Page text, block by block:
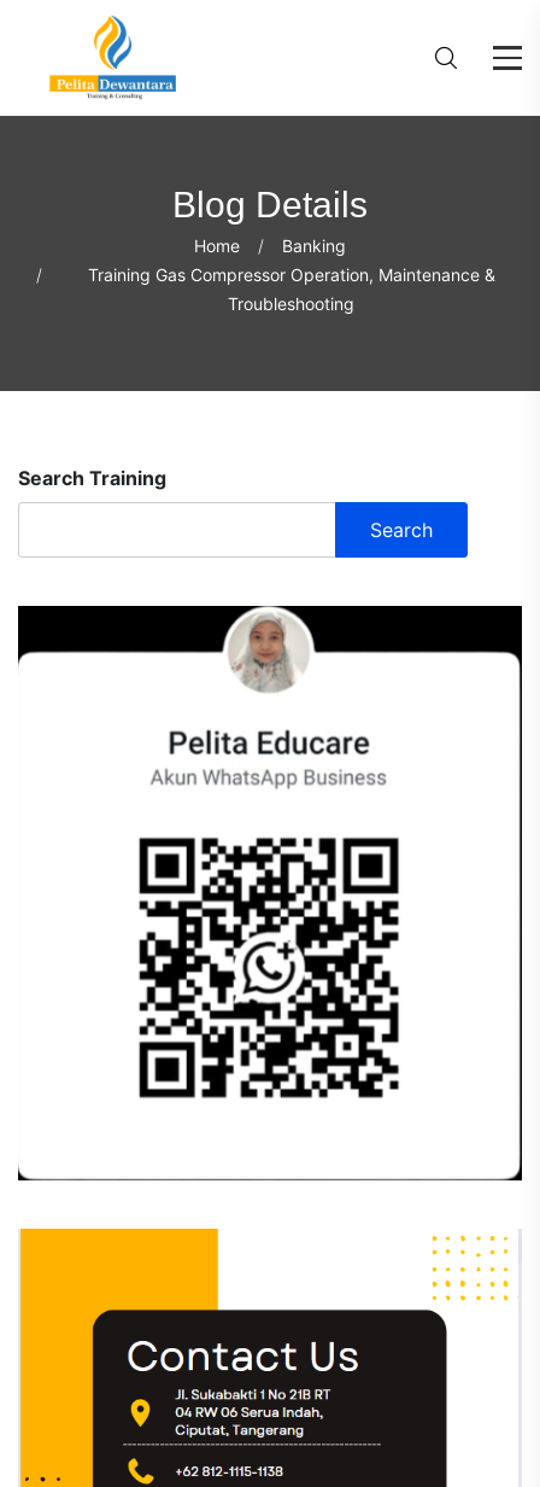
Blog Details
Home
Banking
Training Gas Compressor Operation, Maintenance &
Troubleshooting
Search Training
Search